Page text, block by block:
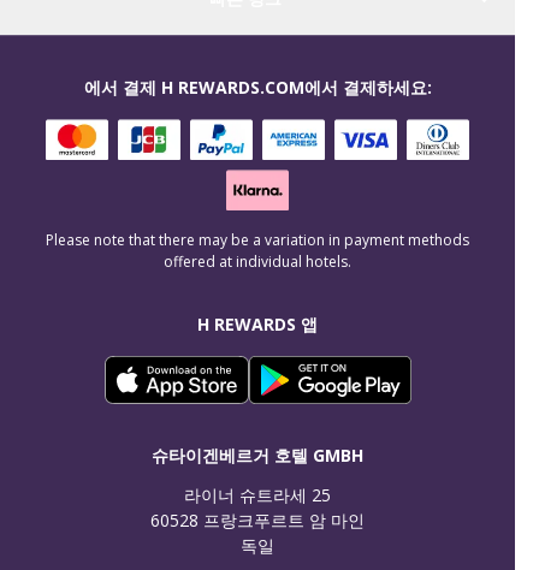
H REWARDS 앱
슈타이겐베르거 호텔 GMBH
라이너 슈트라세 25
60528 프랑크푸르트 암 마인
독일
에서 결제 H REWARDS.COM에서 결제하세요:
Please note that there may be a variation in payment methods
offered at individual hotels.